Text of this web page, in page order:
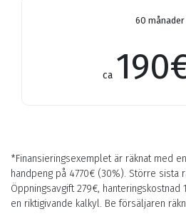
60 månader
ca 190
*Finansieringsexemplet är räknat med
handpeng på 4770€ (30%). Större sista
Öppningsavgift 279€, hanteringskostnad
en riktigivande kalkyl. Be försäljaren